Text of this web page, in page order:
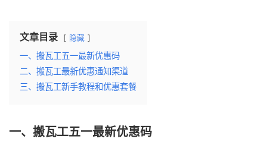
文章目录 隐藏
一、搬瓦工五一最新优惠码
二、搬瓦工最新优惠通知渠道
三、搬瓦工新手教程和优惠套餐
一、搬瓦工五一最新优惠码